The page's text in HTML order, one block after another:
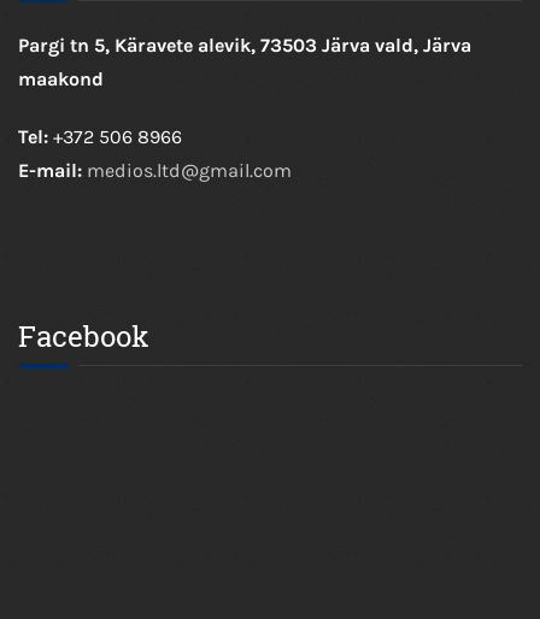
Pargi tn 5, Käravete alevik, 73503 Järva vald, Järva
maakond
Tel: +372 506 8966
E-mail: medios.ltd@gmail.com
Facebook